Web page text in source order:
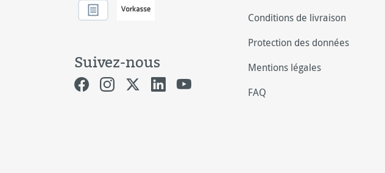
Suivez-nous
Conditions de livraison
Protection des données
Mentions légales
FAQ